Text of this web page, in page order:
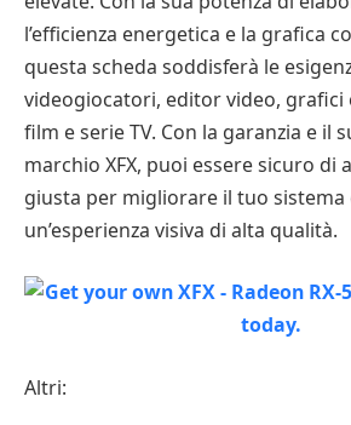
l’efficienza energetica e la grafica
questa scheda soddisferà le
videogiocatori, editor video, grafici
film e serie TV. Con la garanzia e il
marchio XFX, puoi essere sicuro di
giusta per migliorare il tuo sistema
un’esperienza visiva di alta qualità.
Altri: